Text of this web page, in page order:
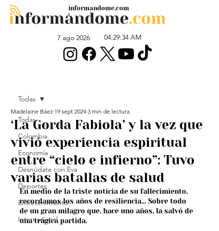
7 ago 2026 04:29:34 AM
informandome.com
Todas
Colombia
Economía
Desnúdate con Eva
Deportes
Entretenimiento
Internacional
Todas
‘La Gorda Fabiola’ y la vez que
vivió experiencia espiritual
entre “cielo e infierno”: Tuvo
varias batallas de salud
Madelaine Báez 19 sept 2024 3 min de lectura
En medio de la triste noticia de su fallecimiento,
recordamos los años de resiliencia… Sobre todo
de un gran milagro que, hace uno años, la salvó de
una trágica partida.